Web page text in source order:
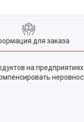
для заказа
на предприятиях